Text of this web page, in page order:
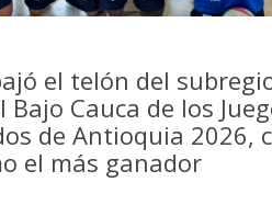
el telón del
Cauca de los
de Antioquia 2026,
el más ganador